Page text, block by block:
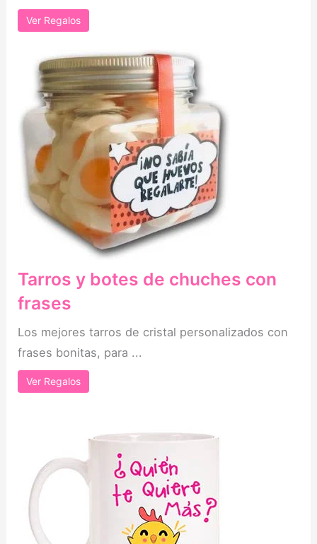
Ver Regalos
Tarros y botes de chuches con
frases
Los mejores tarros de cristal personalizados con
frases bonitas, para ...
Ver Regalos